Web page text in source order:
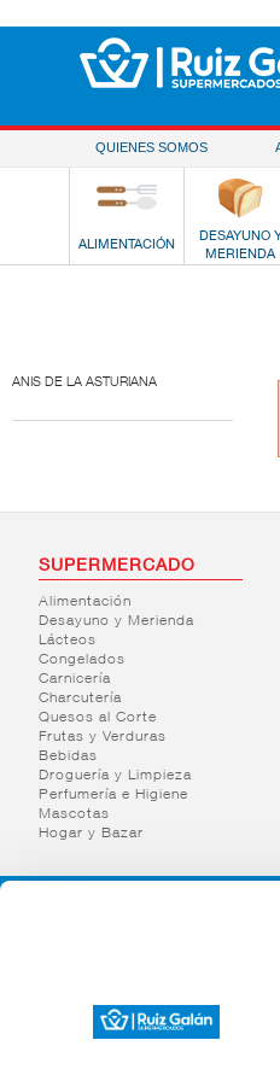
QUIENES SOMOS
ALIMENTACIÓN
DESAYUNO
MERIENDA
ANIS DE LA ASTURIANA
SUPERMERCADO
Alimentación
Desayuno y Merienda
Lácteos
Congelados
Carnicería
Charcutería
Quesos al Corte
Frutas y Verduras
Bebidas
Droguería y Limpieza
Perfumería e Higiene
Mascotas
Hogar y Bazar